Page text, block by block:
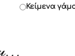
Κείμενα